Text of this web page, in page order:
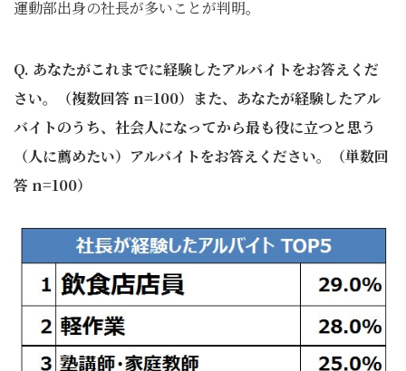
運動部出身の社長が多いことが判明。
Q. あなたがこれまでに経験したアルバイトをお答えくだ
さい。（複数回答 n=100）また、あなたが経験したアル
バイトのうち、社会人になってから最も役に立つと思う
（人に薦めたい）アルバイトをお答えください。（単数回
答 n=100）